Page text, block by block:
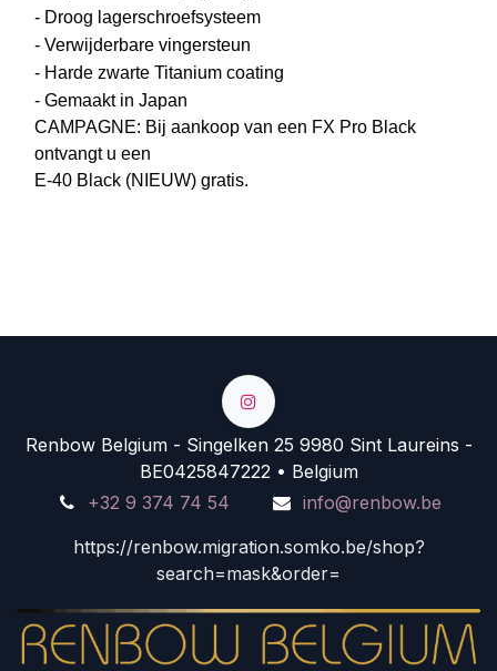
- Droog lagerschroefsysteem
- Verwijderbare vingersteun
- Harde zwarte Titanium coating
- Gemaakt in Japan
CAMPAGNE: Bij aankoop van een FX Pro Black
ontvangt u een
E-40 Black (NIEUW) gratis.
Renbow Belgium - Singelken 25 9980 Sint Laureins -
BE0425847222 • Belgium
+32 9 374 74 54
info@renbow.be
https://renbow.migration.somko.be/shop?
search=mask&order=